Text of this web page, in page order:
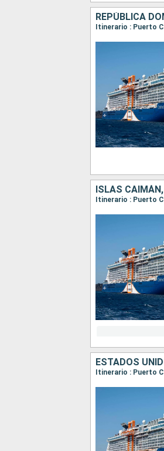
REPÚBLICA
Itinerario : Puerto
ISLAS
Itinerario : Puerto
ESTADOS
Itinerario : Puerto